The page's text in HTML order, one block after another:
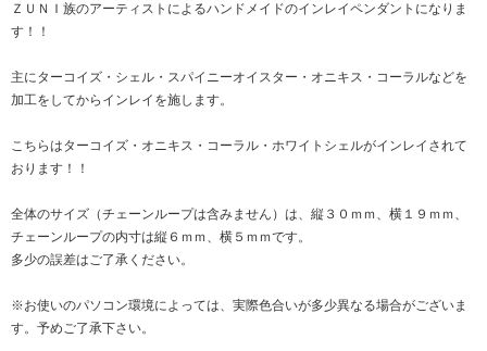
ＺＵＮＩ族のアーティストによるハンドメイドのインレイペンダントになりま
す！！
主にターコイズ・シェル・スパイニーオイスター・オニキス・コーラルなどを
加工をしてからインレイを施します。
こちらはターコイズ・オニキス・コーラル・ホワイトシェルがインレイされて
おります！！
全体のサイズ（チェーンループは含みません）は、縦３０ｍｍ、横１９ｍｍ、
チェーンループの内寸は縦６ｍｍ、横５ｍｍです。
多少の誤差はご了承ください。
※お使いのパソコン環境によっては、実際色合いが多少異なる場合がございま
す。予めご了承下さい。